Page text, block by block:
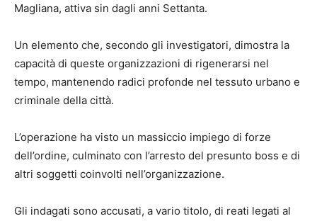
Magliana, attiva sin dagli anni Settanta.
Un elemento che, secondo gli investigatori, dimostra la
capacità di queste organizzazioni di rigenerarsi nel
tempo, mantenendo radici profonde nel tessuto urbano e
criminale della città.
L’operazione ha visto un massiccio impiego di forze
dell’ordine, culminato con l’arresto del presunto boss e di
altri soggetti coinvolti nell’organizzazione.
Gli indagati sono accusati, a vario titolo, di reati legati al